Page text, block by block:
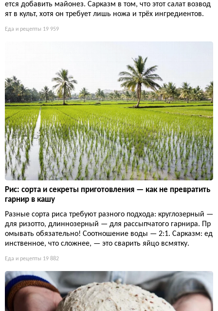
ется добавить майонез. Сарказм в том, что этот салат возвод
ят в культ, хотя он требует лишь ножа и трёх ингредиентов.
Еда и рецепты 19 959
Рис: сорта и секреты приготовления — как не превратить
гарнир в кашу
Разные сорта риса требуют разного подхода: круглозерный —
для ризотто, длиннозерный — для рассыпчатого гарнира. Пр
омывать обязательно! Соотношение воды — 2:1. Сарказм: ед
инственное, что сложнее, — это сварить яйцо всмятку.
Еда и рецепты 19 882